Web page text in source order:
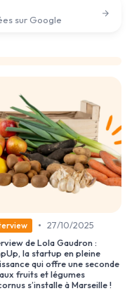
sur Google
• 27/10/2025
de Lola Gaudron :
la startup en pleine
qui offre une seconde
fruits et légumes
s’installe à Marseille !